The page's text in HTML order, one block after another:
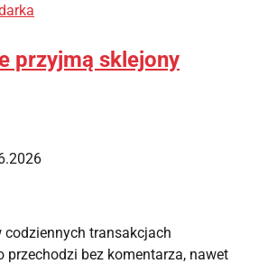
przyjmą sklejony
transakcjach
przechodzi bez komentarza, nawet